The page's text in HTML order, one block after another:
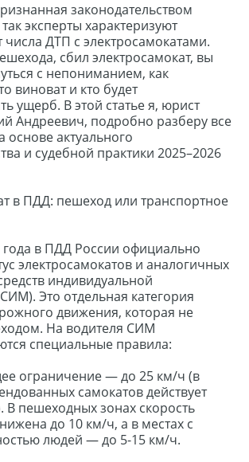
законодательством
эксперты характеризуют
ДТП с электросамокатами.
сбил электросамокат, вы
с непониманием, как
виноват и кто будет
ущерб. В этой статье я, юрист
Андреевич, подробно разберу все
основе актуального
и судебной практики 2025–2026
в ПДД: пешеход или транспортное
года в ПДД России официально
электросамокатов и аналогичных
индивидуальной
Это отдельная категория
движения, которая не
На водителя СИМ
специальные правила:
ограничение — до 25 км/ч (в
самокатов действует
В пешеходных зонах скорость
до 10 км/ч, а в местах с
людей — до 5-15 км/ч.